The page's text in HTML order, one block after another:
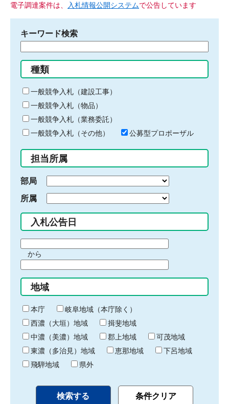
電子調達案件は、 入札情報公開システムで公告しています
キーワード検索
る
キ
ー
ワ
ー
ド
入
力
種類
一般競争入札（建設工事）
一般競争入札（物品）
一般競争入札（業務委託）
一般競争入札（その他）
公募型プロポーザル
担当所属
部局
所属
入札公告日
間
始
り
から
間
終
わ
り
地域
本庁
岐阜地域（本庁除く）
西濃（大垣）地域
揖斐地域
中濃（美濃）地域
郡上地域
可茂地域
東濃（多治見）地域
恵那地域
下呂地域
飛騨地域
県外